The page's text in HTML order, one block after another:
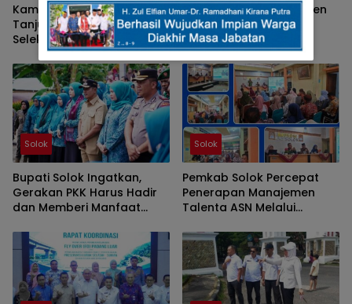
Kampung KB Nagari
Tanjung Balik Solok Ikuti
Seleksi Wawancara
Tingkat Nasional 2026
Ketua TP-PKK Kabupaten
Solok Tunjukkan
Kepedulian terhadap
Korban Bencana
Sepanjang 2025
Solok
Bupati Solok Ingatkan,
Gerakan PKK Harus Hadir
dan Memberi Manfaat
Solok
Pemkab Solok Percepat
Penerapan Manajemen
Talenta ASN Melalui